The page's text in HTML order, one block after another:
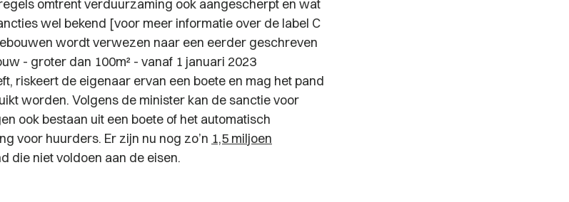
omtrent verduurzaming ook aangescherpt en wat
wel bekend [voor meer informatie over de label C
wordt verwezen naar een eerder geschreven
- groter dan 100m² - vanaf 1 januari 2023
riskeert de eigenaar ervan een boete en mag het pand
worden. Volgens de minister kan de sanctie voor
ook bestaan uit een boete of het automatisch
voor huurders. Er zijn nu nog zo’n 1,5 miljoen
die niet voldoen aan de eisen.